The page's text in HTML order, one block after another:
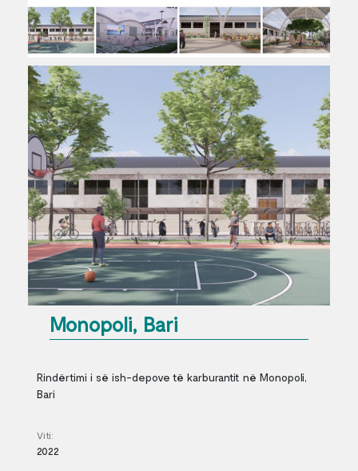
Monopoli, Bari
Rindërtimi i së ish-depove të karburantit në Monopoli,
Bari
Viti:
2022